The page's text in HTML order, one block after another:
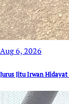
Aug 6, 2026
Jurus Jitu Irwan